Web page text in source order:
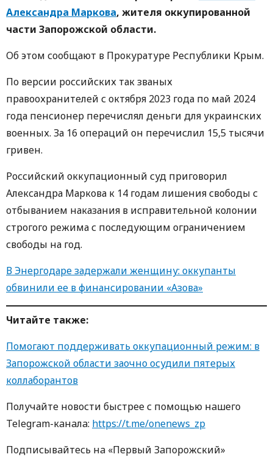
Александра Маркова, жителя оккупированной
части Запорожской области.
Об этом сообщают в Прокуратуре Республики Крым.
По версии российских так званых
правоохранителей с октября 2023 года по май 2024
года пенсионер перечислял деньги для украинских
военных. За 16 операций он перечислил 15,5 тысячи
гривен.
Российский оккупационный суд приговорил
Александра Маркова к 14 годам лишения свободы с
отбыванием наказания в исправительной колонии
строгого режима с последующим ограничением
свободы на год.
В Энергодаре задержали женщину: оккупанты
обвинили ее в финансировании «Азова»
Читайте также:
Помогают поддерживать оккупационный режим: в
Запорожской области заочно осудили пятерых
коллаборантов
Получайте новости быстрее с пoмoщью нaшегo
Telegram-кaнaлa: https://t.me/onenews_zp
Пoдписывaйтесь нa «Первый Зaпoрoжский»